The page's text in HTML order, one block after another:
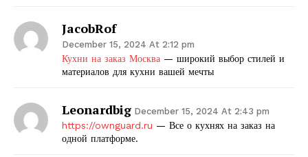
JacobRof
December 15, 2024 At 2:12 pm
Кухни на заказ Москва — широкий выбор стилей и
материалов для кухни вашей мечты
Leonardbig December 15, 2024 At 2:43 pm
https://ownguard.ru — Все о кухнях на заказ на
одной платформе.